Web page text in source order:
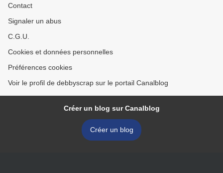
Contact
Signaler un abus
C.G.U.
Cookies et données personnelles
Préférences cookies
Voir le profil de debbyscrap sur le portail Canalblog
Créer un blog sur Canalblog
Créer un blog